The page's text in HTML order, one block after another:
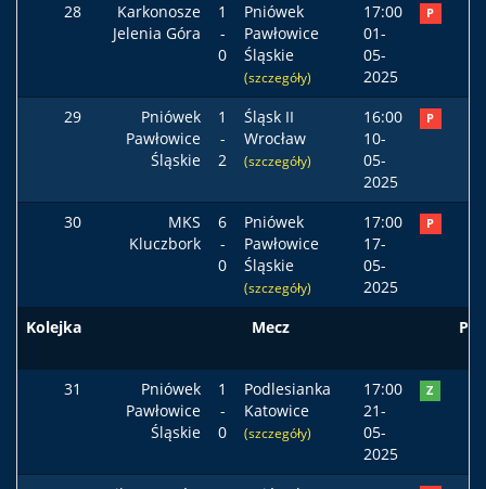
28
Karkonosze
Jelenia Góra
1
-
0
Pniówek
Pawłowice
Śląskie
(szczegóły)
17:00
01-
05-
2025
P
29
Pniówek
Pawłowice
Śląskie
1
-
2
Śląsk II
Wrocław
(szczegóły)
16:00
10-
05-
2025
P
30
MKS
Kluczbork
6
-
0
Pniówek
Pawłowice
Śląskie
(szczegóły)
17:00
17-
05-
2025
P
Kolejka Mecz
31
Pniówek
Pawłowice
Śląskie
1
-
0
Podlesianka
Katowice
(szczegóły)
17:00
21-
05-
2025
Z